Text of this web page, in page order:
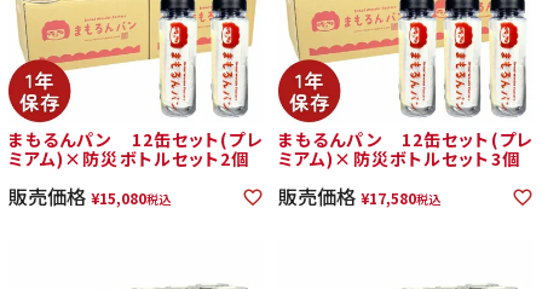
まもるんパン 12缶セット(プレ
ミアム)×防災ボトルセット2個
販売価格 ¥15,080税込
まもるんパン 12缶セット(プレ
ミアム)×防災ボトルセット3個
販売価格 ¥17,580税込